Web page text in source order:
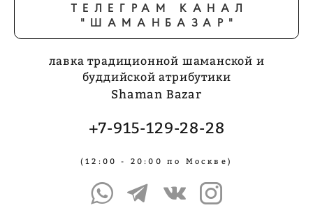
ТЕЛЕГРАМ КАНАЛ
"ШАМАНБАЗАР"
лавка традиционной шаманской и
буддийской атрибутики
Shaman Bazar
+7-915-129-28-28
(12:00 - 20:00 по Москве)